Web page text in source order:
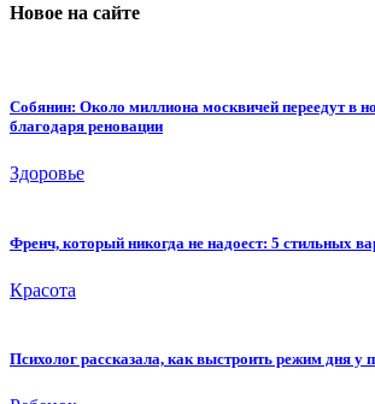
Новое на сайте
Собянин: Около миллиона москвичей переедут в
благодаря реновации
Здоровье
Френч, который никогда не надоест: 5 стильных
Красота
Психолог рассказала, как выстроить режим дня у